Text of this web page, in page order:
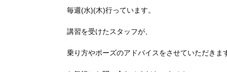
毎週(水)(木)行っています。
講習を受けたスタッフが、
乗り方やポーズのアドバイスをさせていただきま